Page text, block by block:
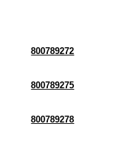
800789272
800789275
800789278